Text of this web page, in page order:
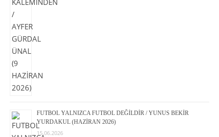
FUTBOL YALNIZCA FUTBOL DEĞİLDİR / YUNUS BEKİR
YURDAKUL (HAZİRAN 2026)
15.06.2026